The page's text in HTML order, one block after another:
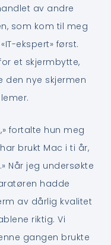
av andre
som kom til meg
ekspert» først.
et skjermbytte,
den nye skjermen
fortalte hun meg
brukt Mac i ti år,
Når jeg undersøkte
hadde
av dårlig kvalitet
riktig. Vi
gangen brukte